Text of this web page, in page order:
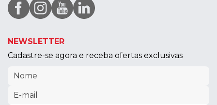
NEWSLETTER
Cadastre-se agora e receba ofertas exclusivas